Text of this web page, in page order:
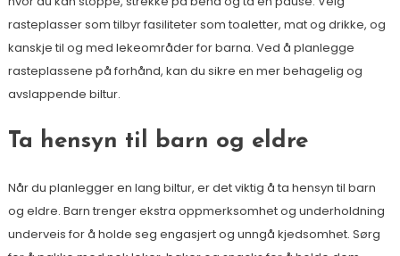
rasteplasser som tilbyr fasiliteter som toaletter, mat og drikke, og
kanskje til og med lekeområder for barna. Ved å planlegge
rasteplassene på forhånd, kan du sikre en mer behagelig og
avslappende biltur.
Ta hensyn til barn og eldre
Når du planlegger en lang biltur, er det viktig å ta hensyn til barn
og eldre. Barn trenger ekstra oppmerksomhet og underholdning
underveis for å holde seg engasjert og unngå kjedsomhet. Sørg